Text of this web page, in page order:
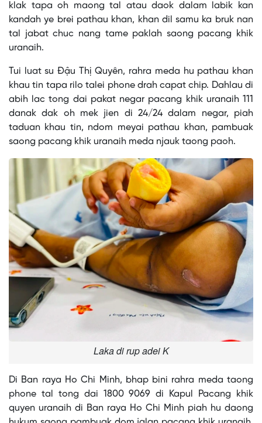
klak tapa oh maong tal atau daok dalam labik kan
kandah ye brei pathau khan, khan dil samu ka bruk nan
tal jabat chuc nang tame paklah saong pacang khik
uranaih.
Tui luat su Đậu Thị Quyên, rahra meda hu pathau khan
khau tin tapa rilo talei phone drah capat chip. Dahlau di
abih lac tong dai pakat negar pacang khik uranaih 111
danak dak oh mek jien di 24/24 dalam negar, piah
taduan khau tin, ndom meyai pathau khan, pambuak
saong pacang khik uranaih meda njauk taong paoh.
Laka di rup adei K
Di Ban raya Ho Chi Minh, bhap bini rahra meda taong
phone tal tong dai 1800 9069 di Kapul Pacang khik
quyen uranaih di Ban raya Ho Chi Minh piah hu daong